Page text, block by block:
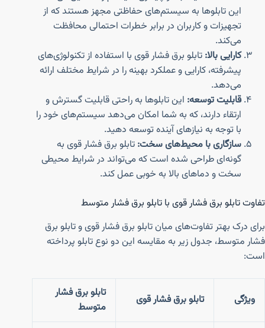
این تابلوها به سیستم‌های حفاظتی مجهز هستند که از
تجهیزات و کاربران در برابر خطرات احتمالی محافظت
می‌کند.
کارایی بالا: تابلو برق فشار قوی با استفاده از تکنولوژی‌های
پیشرفته، کارایی و عملکرد بهینه را در شرایط مختلف ارائه
می‌دهد.
قابلیت توسعه: این تابلوها به راحتی قابلیت گسترش و
ارتقاء دارند، که به شما امکان می‌دهد سیستم‌های خود را
با توجه به نیازهای آینده توسعه دهید.
سازگاری با محیط‌های سخت: تابلو برق فشار قوی به
گونه‌ای طراحی شده است که می‌تواند در شرایط محیطی
سخت و دماهای بالا به خوبی عمل کند.
تفاوت تابلو برق فشار قوی با تابلو برق فشار متوسط
برای درک بهتر تفاوت‌های میان تابلو برق فشار قوی و تابلو برق
فشار متوسط، جدول زیر به مقایسه این دو نوع تابلو پرداخته
است:
ویژگی تابلو برق فشار قوی
تابلو برق فشار
متوسط